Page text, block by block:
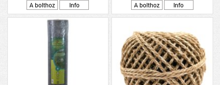
A bolthoz
Info
A bolthoz
Info